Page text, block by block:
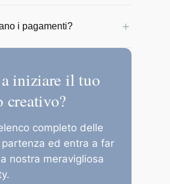
del corso.
i pagamenti? ＋
totale sicurezza tramite
iniziare il tuo
creativo?
completo delle
ed entra a far
nostra meravigliosa